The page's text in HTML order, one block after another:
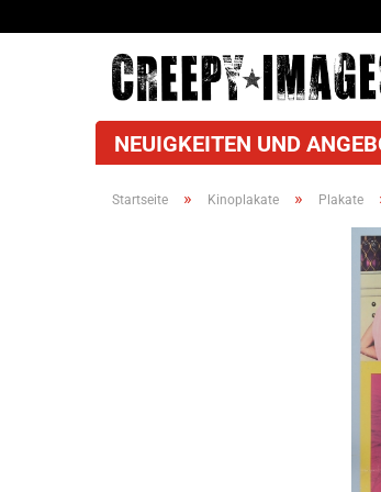
NEUIGKEITEN UND
Startseite » Kinoplakate » Plakate